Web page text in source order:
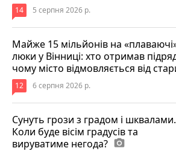
14 5 серпня 2026 р.
Майже 15 мільйонів на
люки у Вінниці: хто отримав
чому місто відмовляється від
12 6 серпня 2026 р.
Сунуть грози з градом і шквалами.
Коли буде вісім градусів та
вируватиме негода? photo_camera